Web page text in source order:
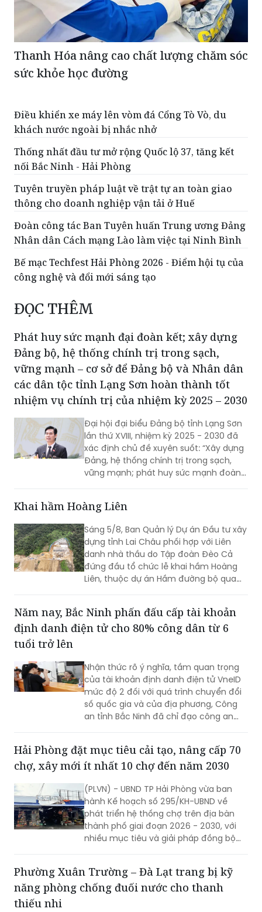
Thanh Hóa nâng cao chất lượng chăm sóc
sức khỏe học đường
Điều khiển xe máy lên vòm đá Cổng Tò Vò, du
khách nước ngoài bị nhắc nhở
Thống nhất đầu tư mở rộng Quốc lộ 37, tăng kết
nối Bắc Ninh - Hải Phòng
Tuyên truyền pháp luật về trật tự an toàn giao
thông cho doanh nghiệp vận tải ở Huế
Đoàn công tác Ban Tuyên huấn Trung ương Đảng
Nhân dân Cách mạng Lào làm việc tại Ninh Bình
Bế mạc Techfest Hải Phòng 2026 - Điểm hội tụ của
công nghệ và đổi mới sáng tạo
ĐỌC THÊM
Phát huy sức mạnh đại đoàn kết; xây dựng
Đảng bộ, hệ thống chính trị trong sạch,
vững mạnh – cơ sở để Đảng bộ và Nhân dân
các dân tộc tỉnh Lạng Sơn hoàn thành tốt
nhiệm vụ chính trị của nhiệm kỳ 2025 – 2030
Đại hội đại biểu Đảng bộ tỉnh Lạng Sơn
lần thứ XVIII, nhiệm kỳ 2025 - 2030 đã
xác định chủ đề xuyên suốt: “Xây dựng
Đảng, hệ thống chính trị trong sạch,
vững mạnh; phát huy sức mạnh đoàn
Lạng Sơn trở thành một cực tăng
trưởng của vùng Trung du và miền núi
Bắc Bộ”. Đây không chỉ là việc tổng kết
thực tiễn một cách toàn diện từ nhiệm
kỳ 2020 - 2025, mà còn thể hiện rõ
tầm nhìn, bản lĩnh và quyết tâm chính
trị của Đảng bộ tỉnh trong giai đoạn
Khai hầm Hoàng Liên
Sáng 5/8, Ban Quản lý Dự án Đầu tư xây
dựng tỉnh Lai Châu phối hợp với Liên
danh nhà thầu do Tập đoàn Đèo Cả
đứng đầu tổ chức lễ khai hầm Hoàng
Liên, thuộc dự án Hầm đường bộ qua
Năm nay, Bắc Ninh phấn đấu cấp tài khoản
định danh điện tử cho 80% công dân từ 6
tuổi trở lên
Nhận thức rõ ý nghĩa, tầm quan trọng
của tài khoản định danh điện tử VneID
mức độ 2 đối với quá trình chuyển đổi
số quốc gia và của địa phương, Công
an tỉnh Bắc Ninh đã chỉ đạo công an
nhận, kích hoạt tài khoản định danh
điện tử cho người dân.
Hải Phòng đặt mục tiêu cải tạo, nâng cấp 70
chợ, xây mới ít nhất 10 chợ đến năm 2030
(PLVN) - UBND TP Hải Phòng vừa ban
hành Kế hoạch số 295/KH-UBND về
phát triển hệ thống chợ trên địa bàn
thành phố giai đoạn 2026 - 2030, với
nhiều mục tiêu và giải pháp đồng bộ
doanh, đáp ứng yêu cầu phát triển đô
thị và xây dựng nông thôn mới.
Phường Xuân Trường – Đà Lạt trang bị kỹ
năng phòng chống đuối nước cho thanh
thiếu nhi